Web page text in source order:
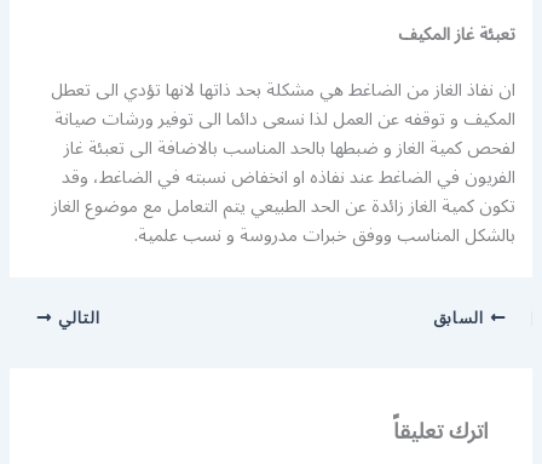
تعبئة غاز المكيف
ان نفاذ الغاز من الضاغط هي مشكلة بحد ذاتها لانها تؤدي الى تعطل
المكيف و توقفه عن العمل لذا نسعى دائما الى توفير ورشات صيانة
لفحص كمية الغاز و ضبطها بالحد المناسب بالاضافة الى تعبئة غاز
الفريون في الضاغط عند نفاذه او انخفاض نسبته في الضاغط، وقد
تكون كمية الغاز زائدة عن الحد الطبيعي يتم التعامل مع موضوع الغاز
بالشكل المناسب ووفق خبرات مدروسة و نسب علمية.
السابق التالي
اترك تعليقاً